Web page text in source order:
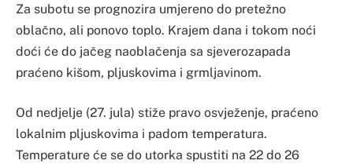
Za subotu se prognozira umjereno do pretežno
oblačno, ali ponovo toplo. Krajem dana i tokom noći
doći će do jačeg naoblačenja sa sjeverozapada
praćeno kišom, pljuskovima i grmljavinom.
Od nedjelje (27. jula) stiže pravo osvježenje, praćeno
lokalnim pljuskovima i padom temperatura.
Temperature će se do utorka spustiti na 22 do 26